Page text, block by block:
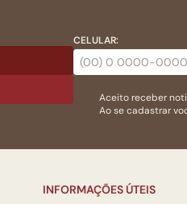
CELULAR:
Aceito receber
Ao se cadastrar
INFORMAÇÕES ÚTEIS